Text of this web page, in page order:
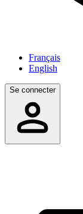
Français
English
Se connecter